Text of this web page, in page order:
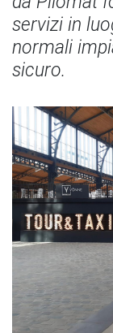
servizi in
normali
sicuro.